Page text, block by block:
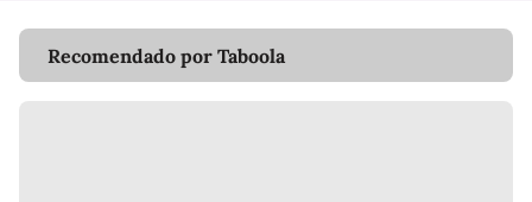
Recomendado por Taboola